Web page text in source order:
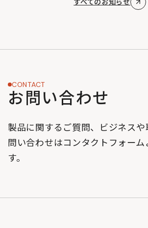
すべてのお知らせ
CONTACT
お問い合わせ
製品に関するご質問、ビジネス
問い合わせはコンタクトフォーム
す。